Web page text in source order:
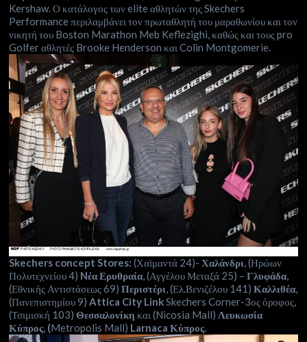
Kershaw. Ο κατάλογος των elite αθλητών της Skechers
Performance περιλαμβάνει τον πρωταθλητή του μαραθωνίου και τον
νικητή του Boston Marathon Meb Keflezighi, καθώς και τους pro
Golfer αθλητές Brooke Henderson και Colin Montgomerie.
Skechers concept Stores:(Χαϊμαντά 24)-Χαλάνδρι, (Ηρώων
Πολυτεχνείου 4) Nέα Ερυθραία, (Αγγέλου Μεταξά 25) –Γλυφάδα,
(Εθνικής Αντιστάσεως 69)Περιστέρι, (Ελ.Βενιζέλου 141)Καλλιθέα,
(Πανεπιστημίου 9)Attica City LinkSkechers Corner-3ος όροφος,
(Τσιμισκή 103)Θεσσαλονίκη και (Nicosia Mall) Λευκωσία
Κύπρος, (Metropolis Mall) Larnaca Κύπρος.